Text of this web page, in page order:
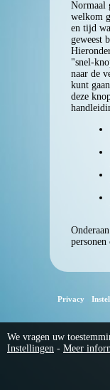
We vragen uw
Instellingen - Meer
Normaal
welkom
en tijd
geweest
"snel-
naar de
kunt
deze
De
De
Knop:
Knop:
Knop:
Privacy